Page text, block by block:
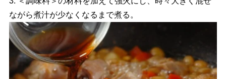
ながら煮汁が少なくなるまで煮る。